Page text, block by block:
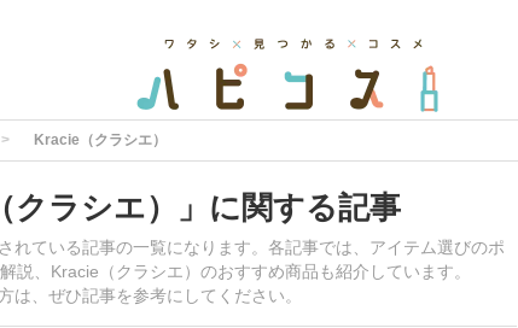
Kracie（クラシエ）
クラシエ）」に関する記事
れている記事の一覧になります。各記事では、アイテム選びのポ
説、Kracie（クラシエ）のおすすめ商品も紹介しています。
は、ぜひ記事を参考にしてください。